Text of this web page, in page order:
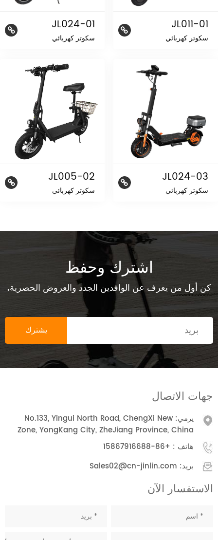
JL011-01
سكوتر كهربائي
JL024-01
سكوتر كهربائي
JL024-03
سكوتر كهربائي
JL005-02
سكوتر كهربائي
اشترك وحفظ
كن أول من يعرف عن الوافدين الجدد والعروض الحصرية.
جهات الاتصال
يرمي: No.133, Yingui North Road, ChengXi New
Zone, YongKang City, ZheJiang Province, China
هاتف : +86-15867916688
بريد: Sales02@cn-jinlin.com
الاستفسار الآن